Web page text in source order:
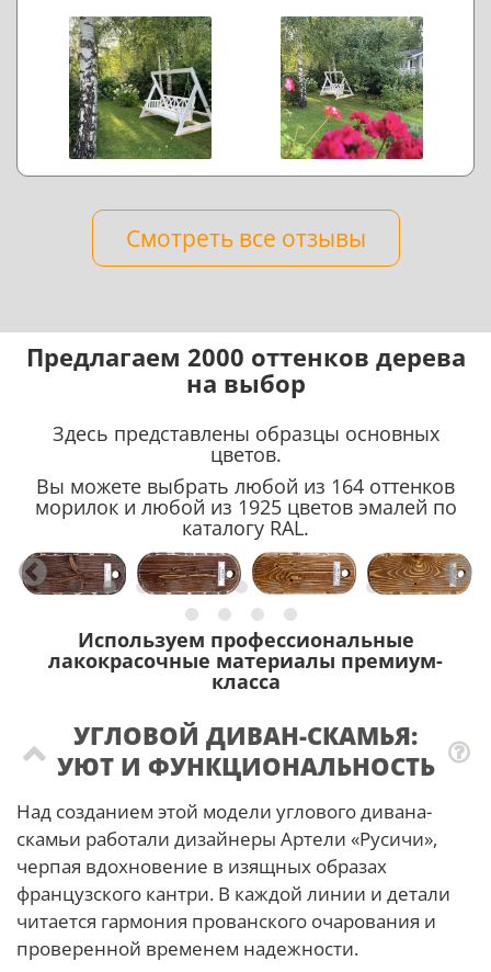
Смотреть все отзывы
Предлагаем 2000 оттенков дерева
на выбор
Здесь представлены образцы основных
цветов.
Вы можете выбрать любой из 164 оттенков
морилок и любой из 1925 цветов эмалей по
каталогу RAL.
Используем профессиональные
лакокрасочные материалы премиум-
класса
УГЛОВОЙ ДИВАН-СКАМЬЯ:
УЮТ И ФУНКЦИОНАЛЬНОСТЬ
Над созданием этой модели углового дивана-
скамьи работали дизайнеры Артели «Русичи»,
черпая вдохновение в изящных образах
французского кантри. В каждой линии и детали
читается гармония прованского очарования и
проверенной временем надежности.